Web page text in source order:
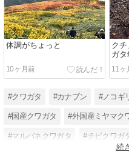
体調がちょっと
10ヶ月前
クチ
ガタ
11ヶ
#クワガタ #カナブン #ノコギ
#国産クワガタ #外国産ミヤマク
#マルバネクワガタ #チビクワガ
続